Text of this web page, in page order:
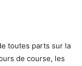
toutes parts sur la
de course, les